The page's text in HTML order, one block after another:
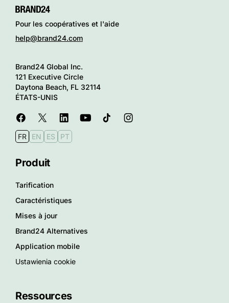
Pour les coopératives et l'aide
help@brand24.com
Brand24 Global Inc.
121 Executive Circle
Daytona Beach, FL 32114
ÉTATS-UNIS
FR EN ES PT
Produit
Tarification
Caractéristiques
Mises à jour
Brand24 Alternatives
Application mobile
Ustawienia cookie
Ressources